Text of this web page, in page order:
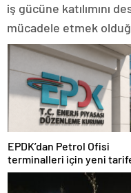
iş gücüne katılımını
mücadele etmek
EPDK’dan Petrol Ofisi
terminalleri için yeni
kararı